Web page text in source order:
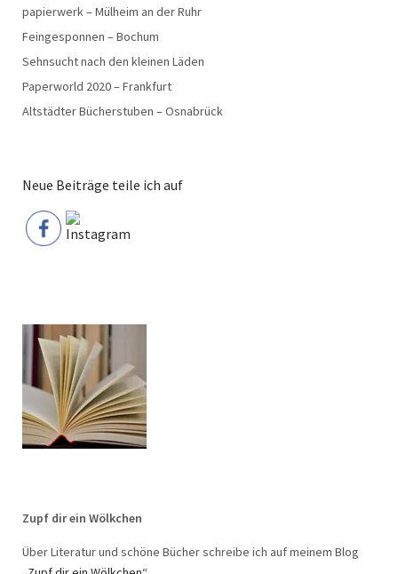
papierwerk – Mülheim an der Ruhr
Feingesponnen – Bochum
Sehnsucht nach den kleinen Läden
Paperworld 2020 – Frankfurt
Altstädter Bücherstuben – Osnabrück
Neue Beiträge teile ich auf
Zupf dir ein Wölkchen
Über Literatur und schöne Bücher schreibe ich auf meinem Blog